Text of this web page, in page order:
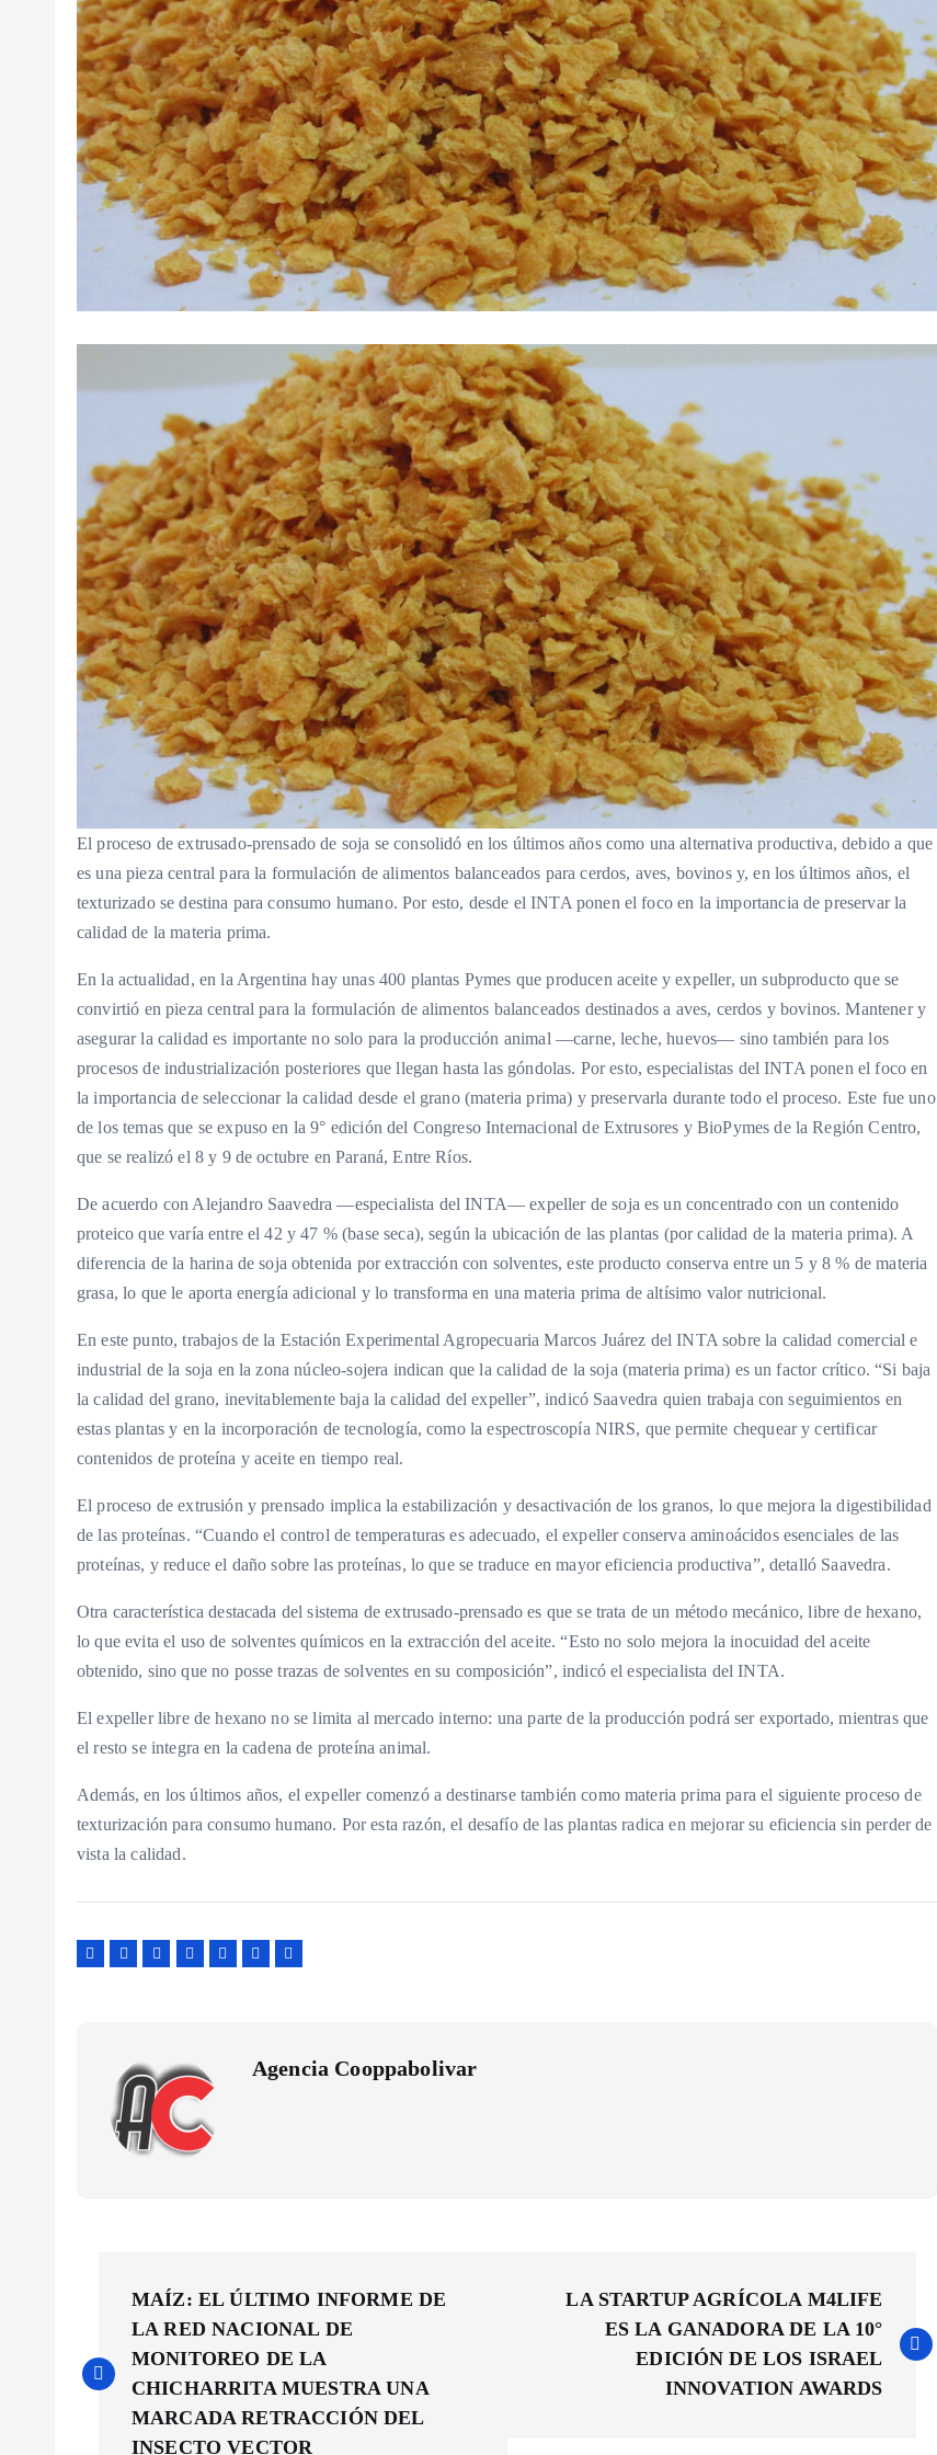
El proceso de extrusado-prensado de soja se consolidó en los últimos años como una alternativa productiva, debido a que
es una pieza central para la formulación de alimentos balanceados para cerdos, aves, bovinos y, en los últimos años, el
texturizado se destina para consumo humano. Por esto, desde el INTA ponen el foco en la importancia de preservar la
calidad de la materia prima.
En la actualidad, en la Argentina hay unas 400 plantas Pymes que producen aceite y expeller, un subproducto que se
convirtió en pieza central para la formulación de alimentos balanceados destinados a aves, cerdos y bovinos. Mantener y
asegurar la calidad es importante no solo para la producción animal —carne, leche, huevos— sino también para los
procesos de industrialización posteriores que llegan hasta las góndolas. Por esto, especialistas del INTA ponen el foco en
la importancia de seleccionar la calidad desde el grano (materia prima) y preservarla durante todo el proceso. Este fue uno
de los temas que se expuso en la 9° edición del Congreso Internacional de Extrusores y BioPymes de la Región Centro,
que se realizó el 8 y 9 de octubre en Paraná, Entre Ríos.
De acuerdo con Alejandro Saavedra —especialista del INTA— expeller de soja es un concentrado con un contenido
proteico que varía entre el 42 y 47 % (base seca), según la ubicación de las plantas (por calidad de la materia prima). A
diferencia de la harina de soja obtenida por extracción con solventes, este producto conserva entre un 5 y 8 % de materia
grasa, lo que le aporta energía adicional y lo transforma en una materia prima de altísimo valor nutricional.
En este punto, trabajos de la Estación Experimental Agropecuaria Marcos Juárez del INTA sobre la calidad comercial e
industrial de la soja en la zona núcleo-sojera indican que la calidad de la soja (materia prima) es un factor crítico. “Si baja
la calidad del grano, inevitablemente baja la calidad del expeller”, indicó Saavedra quien trabaja con seguimientos en
estas plantas y en la incorporación de tecnología, como la espectroscopía NIRS, que permite chequear y certificar
contenidos de proteína y aceite en tiempo real.
El proceso de extrusión y prensado implica la estabilización y desactivación de los granos, lo que mejora la digestibilidad
de las proteínas. “Cuando el control de temperaturas es adecuado, el expeller conserva aminoácidos esenciales de las
proteínas, y reduce el daño sobre las proteínas, lo que se traduce en mayor eficiencia productiva”, detalló Saavedra.
Otra característica destacada del sistema de extrusado-prensado es que se trata de un método mecánico, libre de hexano,
lo que evita el uso de solventes químicos en la extracción del aceite. “Esto no solo mejora la inocuidad del aceite
obtenido, sino que no posse trazas de solventes en su composición”, indicó el especialista del INTA.
El expeller libre de hexano no se limita al mercado interno: una parte de la producción podrá ser exportado, mientras que
el resto se integra en la cadena de proteína animal.
Además, en los últimos años, el expeller comenzó a destinarse también como materia prima para el siguiente proceso de
texturización para consumo humano. Por esta razón, el desafío de las plantas radica en mejorar su eficiencia sin perder de
vista la calidad.
Agencia Cooppabolivar
a
v
MAÍZ: EL ÚLTIMO INFORME DE
LA RED NACIONAL DE
MONITOREO DE LA
CHICHARRITA MUESTRA UNA
MARCADA RETRACCIÓN DEL
INSECTO VECTOR
LA STARTUP AGRÍCOLA M4LIFE
ES LA GANADORA DE LA 10°
EDICIÓN DE LOS ISRAEL
INNOVATION AWARDS